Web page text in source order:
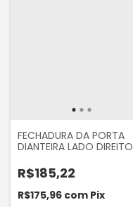
FECHADURA DA PORTA
DIANTEIRA LADO DIREITO
SANDERO 2007 A 2013
R$185,22
R$175,96 com Pix